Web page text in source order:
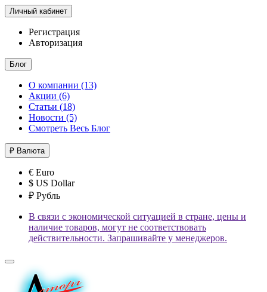
Личный кабинет
Регистрация
Авторизация
Блог
О компании (13)
Акции (6)
Статьи (18)
Новости (5)
Смотреть Весь Блог
₽ Валюта
€ Euro
$ US Dollar
₽ Рубль
В связи с экономической ситуацией в стране, цены и
наличие товаров, могут не соответствовать
действительности. Запрашивайте у менеджеров.